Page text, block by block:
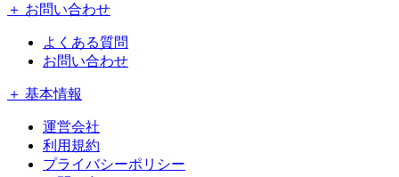
＋ お問い合わせ
よくある質問
お問い合わせ
＋ 基本情報
運営会社
利用規約
プライバシーポリシー